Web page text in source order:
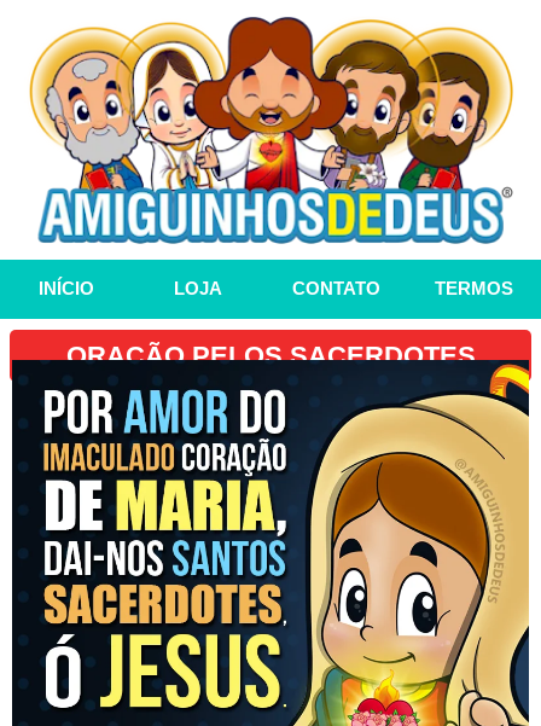
INÍCIO LOJA CONTATO TERMOS
ORAÇÃO PELOS SACERDOTES